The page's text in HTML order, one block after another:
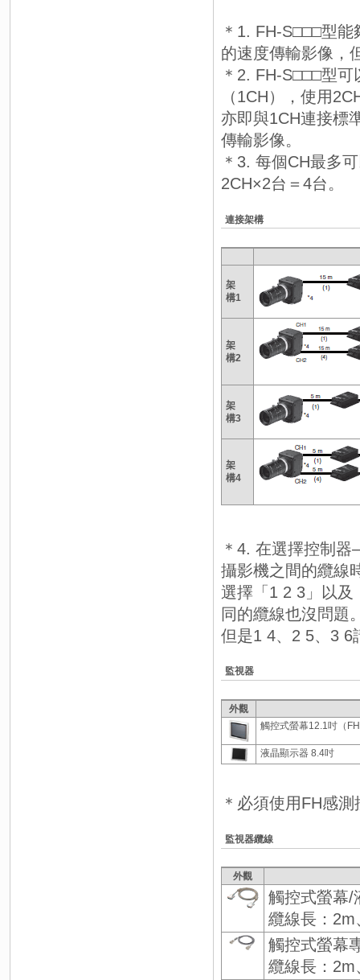
＊1. FH-S□□□型
的速度傳輸影像，
＊2. FH-S□□□型
（1CH），使用
亦即與1CH連接標
傳輸影像。
＊3. 每個CH最多
2CH×2台＝4台。
連接架構
架
構1
架
構2
架
構3
架
構4
＊4. 在選擇控制
攝影機之間的纜線
選擇「1 2 3」以及
同的纜線也沒問題
但是1 4、2 5、3 6
監視器
外觀
觸控式螢幕12.1吋（
液晶顯示器 8.4吋
＊必須使用FH感
監視器纜線
外觀
觸控式螢幕/
纜線長：
觸控式螢幕
纜線長：